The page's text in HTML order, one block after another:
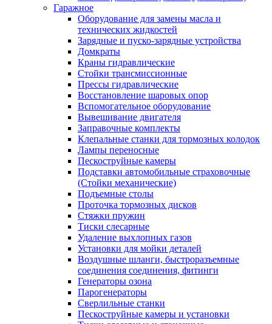
Гаражное
Оборудование для замены масла и
технических жидкостей
Зарядные и пуско-зарядные устройства
Домкраты
Краны гидравлические
Стойки трансмиссионные
Прессы гидравлические
Восстановление шаровых опор
Вспомогательное оборудование
Вывешивание двигателя
Заправочные комплекты
Клепальные станки для тормозных колодок
Лампы переносные
Пескоструйные камеры
Подставки автомобильные страховочные
(Стойки механические)
Подъемные столы
Проточка тормозных дисков
Стяжки пружин
Тиски слесарные
Удаление выхлопных газов
Установки для мойки деталей
Воздушные шланги, быстроразъемные
соединения соединения, фитинги
Генераторы озона
Парогенераторы
Сверлильные станки
Пескоструйные камеры и установки